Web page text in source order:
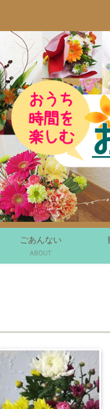
ごあんない
ABOUT